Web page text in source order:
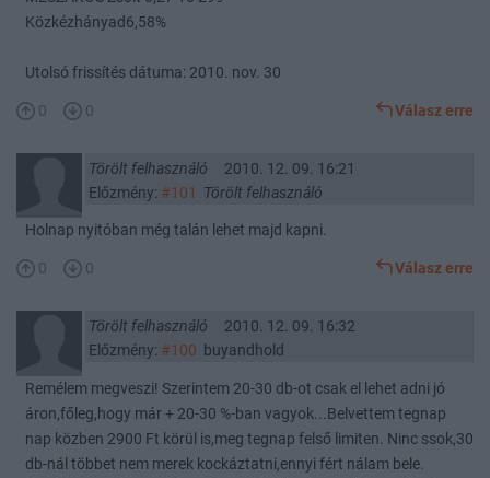
Közkézhányad6,58%
Utolsó frissítés dátuma: 2010. nov. 30
0 0 Válasz erre
Törölt felhasználó
2010. 12. 09. 16:21
Előzmény: #101 Törölt felhasználó
Holnap nyitóban még talán lehet majd kapni.
0 0 Válasz erre
Törölt felhasználó
2010. 12. 09. 16:32
Előzmény: #100 buyandhold
Remélem megveszi! Szerintem 20-30 db-ot csak el lehet adni jó
áron,főleg,hogy már + 20-30 %-ban vagyok...Belvettem tegnap
nap közben 2900 Ft körül is,meg tegnap felső limiten. Ninc ssok,30
db-nál többet nem merek kockáztatni,ennyi fért nálam bele.